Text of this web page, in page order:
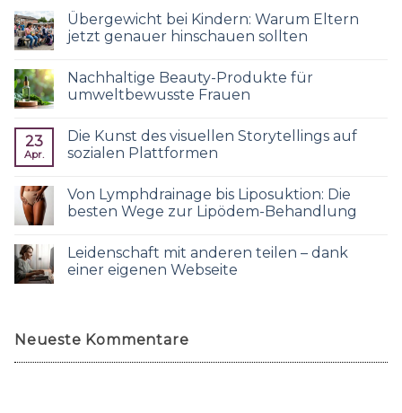
Übergewicht bei Kindern: Warum Eltern
jetzt genauer hinschauen sollten
Nachhaltige Beauty-Produkte für
umweltbewusste Frauen
23
Apr.
Die Kunst des visuellen Storytellings auf
sozialen Plattformen
Von Lymphdrainage bis Liposuktion: Die
besten Wege zur Lipödem-Behandlung
Leidenschaft mit anderen teilen – dank
einer eigenen Webseite
Neueste Kommentare